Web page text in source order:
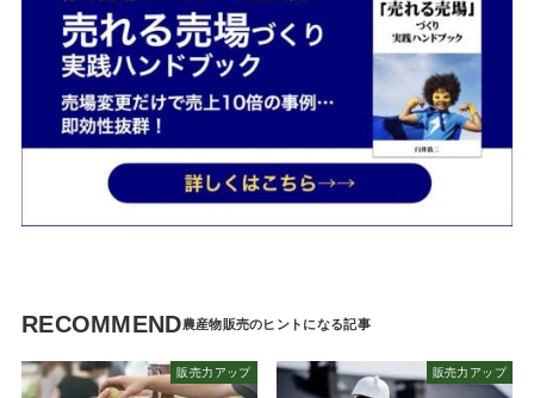
RECOMMEND
販売力アップ 販売力アップ